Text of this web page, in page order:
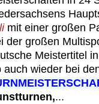
mit einer großen
der großen
Meistertitel
auch wieder bei
...